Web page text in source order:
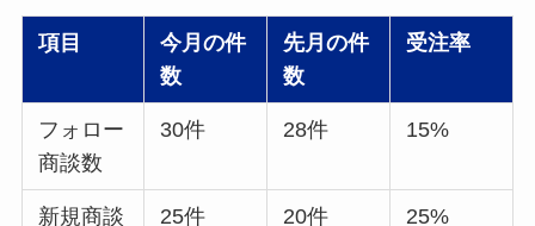
項目
今月の件
数
先月の件
数
受注率
フォロー
商談数
30件 28件 15%
新規商談
25件 20件 25%